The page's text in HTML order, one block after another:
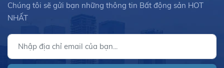
Chúng tôi sẽ gửi bạn những thông tin Bất động sản HOT
NHẤT